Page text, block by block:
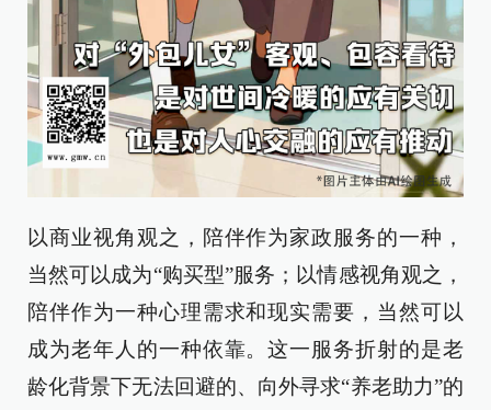
以商业视角观之，陪伴作为家政服务的一种，
当然可以成为“购买型”服务；以情感视角观之，
陪伴作为一种心理需求和现实需要，当然可以
成为老年人的一种依靠。这一服务折射的是老
龄化背景下无法回避的、向外寻求“养老助力”的